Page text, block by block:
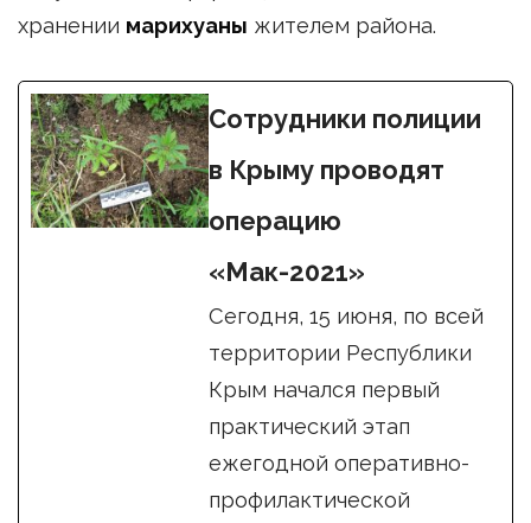
хранении марихуаны жителем района.
Сотрудники полиции
в Крыму проводят
операцию
«Мак-2021»
Сегодня, 15 июня, по всей
территории Республики
Крым начался первый
практический этап
ежегодной оперативно-
профилактической